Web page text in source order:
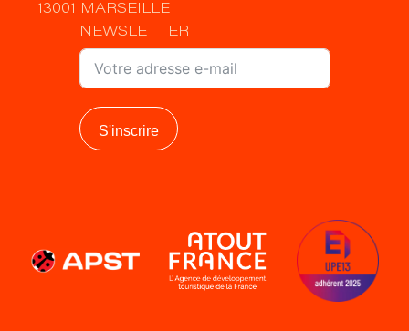
13001 MARSEILLE
NEWSLETTER
S'inscrire